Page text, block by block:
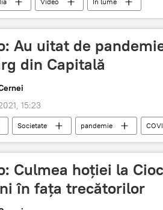
Au uitat de
din Capitală
15:23
Societate pandemie
Culmea hoției la
în fața trecătorilor